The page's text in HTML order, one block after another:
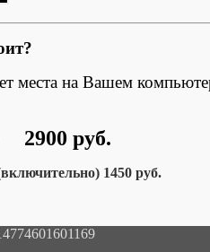
места на Вашем
2900 руб.
1450 руб.